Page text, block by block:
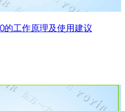
的工作原理及使用建议